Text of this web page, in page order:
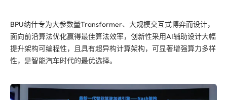
BPU纳什专为大参数量Transformer、大规模交互式博弈而设计，
面向前沿算法优化赢得最佳算法效率，创新性采用AI辅助设计大幅
提升架构可编程性，且具有超异构计算架构，可显著增强算力多样
性，是智能汽车时代的最优选择。